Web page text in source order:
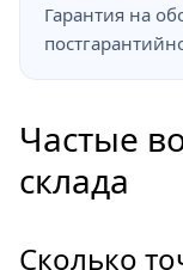
Гарантия на
Частые
склада
Сколько